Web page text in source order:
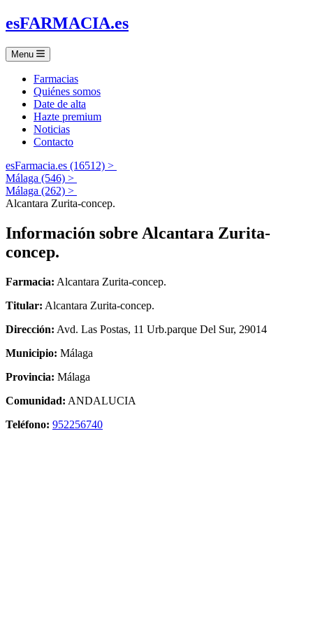
esFARMACIA.es
Menu
Farmacias
Quiénes somos
Date de alta
Hazte premium
Noticias
Contacto
esFarmacia.es (16512) >
Málaga (546) >
Málaga (262) >
Alcantara Zurita-concep.
Información sobre Alcantara Zurita-
concep.
Farmacia: Alcantara Zurita-concep.
Titular: Alcantara Zurita-concep.
Dirección: Avd. Las Postas, 11 Urb.parque Del Sur, 29014
Municipio: Málaga
Provincia: Málaga
Comunidad: ANDALUCIA
Teléfono: 952256740